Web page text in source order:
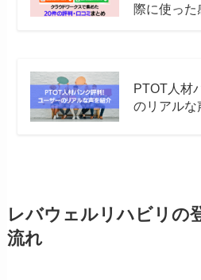
際に使った
PTOT人材
のリアルな
レバウェルリハビリの
流れ